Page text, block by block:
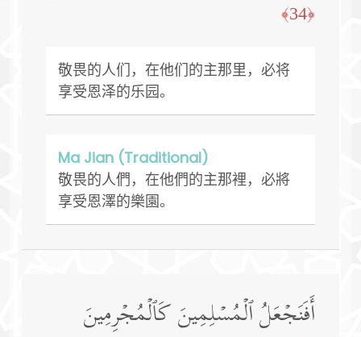
﴿34﴾
敬畏的人们，在他们的主那里，必将
享受恩泽的乐园。
Ma Jian (Traditional)
敬畏的人們，在他們的主那裡，必將
享受恩澤的樂園。
أَفَنَجۡعَلُ ٱلۡمُسۡلِمِینَ كَٱلۡمُجۡرِمِینَ